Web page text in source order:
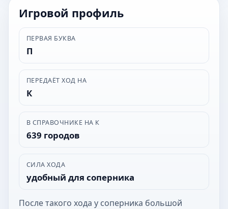
Игровой профиль
ПЕРВАЯ БУКВА
П
ПЕРЕДАЁТ ХОД НА
К
В СПРАВОЧНИКЕ НА К
639 городов
СИЛА ХОДА
удобный для соперника
После такого хода у соперника большой